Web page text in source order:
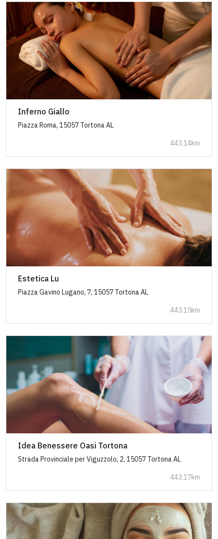
Inferno Giallo
Piazza Roma, 15057 Tortona AL
443.14km
Estetica Lu
Piazza Gavino Lugano, 7, 15057 Tortona AL
443.15km
Idea Benessere Oasi Tortona
Strada Provinciale per Viguzzolo, 2, 15057 Tortona AL
443.17km